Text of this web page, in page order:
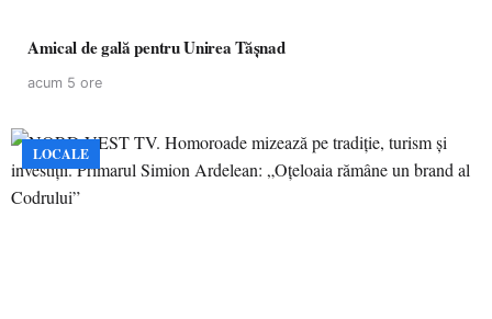
Amical de gală pentru Unirea Tășnad
acum 5 ore
LOCALE